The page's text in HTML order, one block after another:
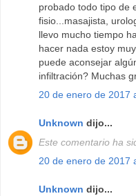
probado todo tipo de
fisio...masajista,
llevo mucho tiempo
hacer nada estoy
puede aconsejar
infiltración? Muchas
20 de enero de 2017
Unknown dijo...
Este comentario ha
20 de enero de 2017
Unknown dijo...